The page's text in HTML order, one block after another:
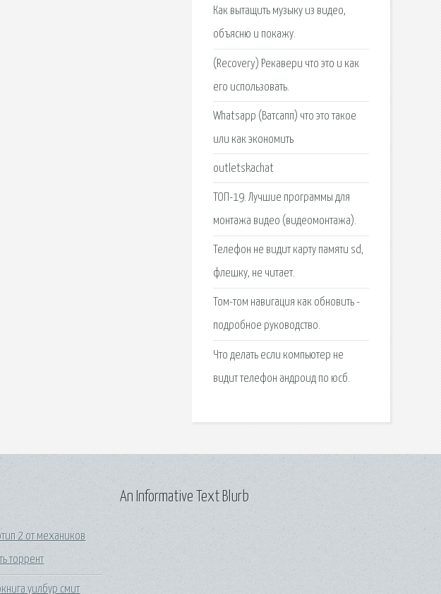
Как вытащить музыку из видео,
объясню и покажу.
(Recovery) Рекавери что это и как
его использовать.
Whatsapp (Ватсапп) что это такое
или как экономить
outletskachat
ТОП-19. Лучшие программы для
монтажа видео (видеомонтажа).
Телефон не видит карту памяти sd,
флешку, не читает.
Том-том навигация как обновить -
подробное руководство.
Что делать если компьютер не
видит телефон андроид по юсб.
2 от механиков
торрент
уилбур смит
An Informative Text Blurb